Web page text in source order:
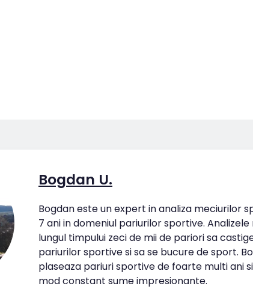
Bogdan U.
Bogdan este un expert in analiza meciurilor
7 ani in domeniul pariurilor sportive.
lungul timpului zeci de mii de pariori sa
pariurilor sportive si sa se bucure de sport.
plaseaza pariuri sportive de foarte multi ani
mod constant sume impresionante.